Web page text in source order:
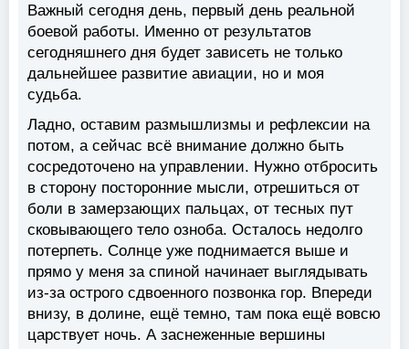
Важный сегодня день, первый день реальной
боевой работы. Именно от результатов
сегодняшнего дня будет зависеть не только
дальнейшее развитие авиации, но и моя
судьба.
Ладно, оставим размышлизмы и рефлексии на
потом, а сейчас всё внимание должно быть
сосредоточено на управлении. Нужно отбросить
в сторону посторонние мысли, отрешиться от
боли в замерзающих пальцах, от тесных пут
сковывающего тело озноба. Осталось недолго
потерпеть. Солнце уже поднимается выше и
прямо у меня за спиной начинает выглядывать
из-за острого сдвоенного позвонка гор. Впереди
внизу, в долине, ещё темно, там пока ещё вовсю
царствует ночь. А заснеженные вершины